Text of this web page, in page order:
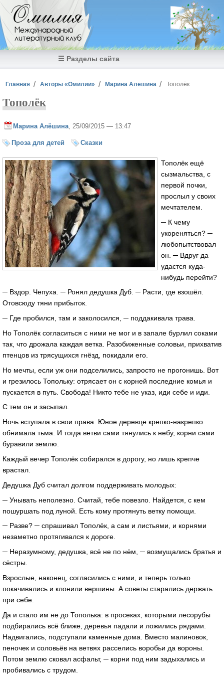
Перейти к основному содержанию
Омилия
Международный
литературный клуб
☰ Разделы сайта
Вы здесь
Главная Авторы «Омилии» Марина Алёшина Тополёк
Тополёк
Марина Алёшина , 25/09/2015 — 13:47
Проза для детей Сказки
Тополёк ещё
сызмальства, с
первой почки,
прослыл у своих
мечтателем.
─ К чему
укореняться? ─
любопытствовал
он. ─ Вдруг да
удастся куда-
нибудь перейти?
─ Вздор. Чепуха. ─ Ронял дедушка Дуб. ─ Расти, где взошёл.
Отовсюду тяни прибыток.
─ Где пробился, там и заколосился, ─ поддакивала трава.
Но Тополёк согласиться с ними не мог и в запале бурлил соками
так, что дрожала каждая ветка. Разобиженные соловьи, прихватив
птенцов из трясущихся гнёзд, покидали его.
Но мечты, если уж они подселились, запросто не прогонишь. Вот
и грезилось Топольку: отрясает он с корней последние комья и
пускается в путь. Свобода! Никто тебе не указ, иди себе и иди.
С тем он и засыпал.
Ночь вступала в свои права. Юное деревце крепко-накрепко
обнимала тьма. И тогда ветви сами тянулись к небу, корни сами
буравили землю.
Каждый вечер Тополёк собирался в дорогу, но лишь крепче
врастал.
Дедушка Дуб считал долгом поддерживать молодых:
─ Унывать неполезно. Считай, тебе повезло. Найдется, с кем
пошуршать под луной. Есть кому протянуть ветку помощи.
─ Разве? ─ спрашивал Тополёк, а сам и листьями, и корнями
незаметно протягивался к дороге.
─ Неразумному, дедушка, всё не по нём, ─ возмущались братья и
сёстры.
Взрослые, наконец, согласились с ними, и теперь только
покачивались и клонили вершины. А советы старались держать
при себе.
Да и стало им не до Тополька: в просеках, которыми лесорубы
подбирались всё ближе, деревья падали и ложились рядами.
Надвигались, подступали каменные дома. Вместо малиновок,
пеночек и соловьёв на ветвях расселись воробьи да вороны.
Потом землю сковал асфальт, ─ корни под ним задыхались и
пробивались с трудом.